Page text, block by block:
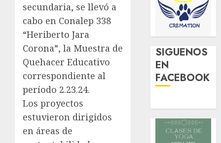
secundaria, se llevó a
cabo en Conalep 338
“Heriberto Jara
Corona”, la Muestra de
Quehacer Educativo
correspondiente al
período 2.23.24.
Los proyectos
estuvieron dirigidos
en áreas de
SIGUENOS
EN
FACEBOOK